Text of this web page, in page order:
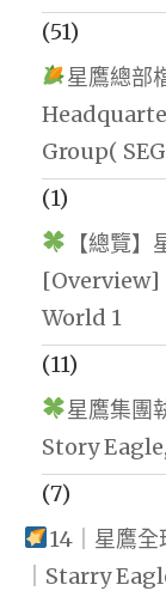
(51)
星鷹總部
Group( SEG
(1)
【總覽】
[Overview]
World 1
(11)
星鷹集團
Story
(7)
14｜星鷹
｜Starry